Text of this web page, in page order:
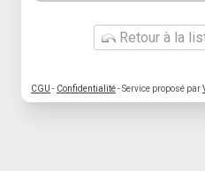
Retour à la
CGU - Confidentialité- Service proposé par